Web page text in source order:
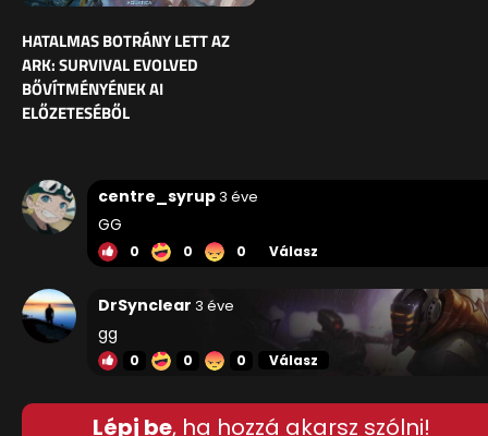
HATALMAS BOTRÁNY LETT AZ
ARK: SURVIVAL EVOLVED
BŐVÍTMÉNYÉNEK AI
ELŐZETESÉBŐL
centre_syrup3 éve
GG
0 0 0 Válasz
DrSynclear 3 éve
gg
0 0 0 Válasz
Lépj be, ha hozzá akarsz szólni!